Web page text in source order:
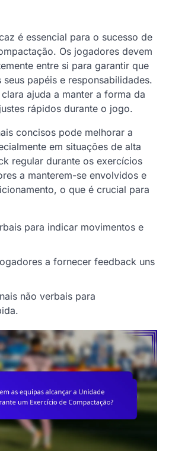
é essencial para o sucesso de
Os jogadores devem
entre si para garantir que
papéis e responsabilidades.
ajuda a manter a forma da
rápidos durante o jogo.
concisos pode melhorar a
em situações de alta
regular durante os exercícios
a manterem-se envolvidos e
o que é crucial para
para indicar movimentos e
a fornecer feedback uns
não verbais para